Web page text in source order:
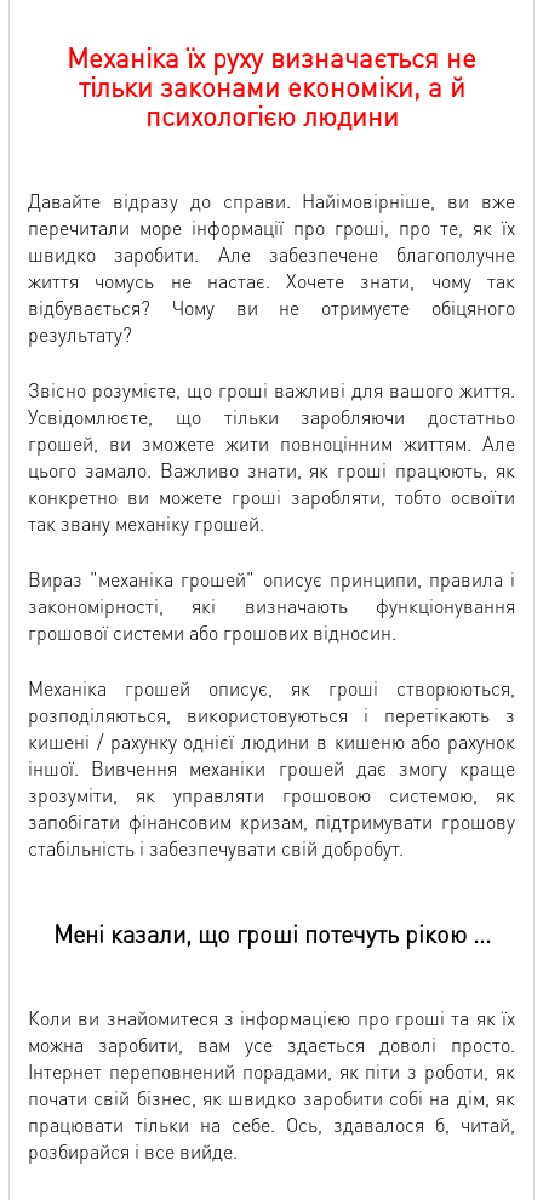
Механіка їх руху визначається не
тільки законами економіки, а й
психологією людини
Давайте відразу до справи. Найімовірніше, ви вже
перечитали море інформації про гроші, про те, як їх
швидко заробити. Але забезпечене благополучне
життя чомусь не настає. Хочете знати, чому так
відбувається? Чому ви не отримуєте обіцяного
результату?
Звісно розумієте, що гроші важливі для вашого життя.
Усвідомлюєте, що тільки заробляючи достатньо
грошей, ви зможете жити повноцінним життям. Але
цього замало. Важливо знати, як гроші працюють, як
конкретно ви можете гроші заробляти, тобто освоїти
так звану механіку грошей.
Вираз "механіка грошей" описує принципи, правила і
закономірності, які визначають функціонування
грошової системи або грошових відносин.
Механіка грошей описує, як гроші створюються,
розподіляються, використовуються і перетікають з
кишені / рахунку однієї людини в кишеню або рахунок
іншої. Вивчення механіки грошей дає змогу краще
зрозуміти, як управляти грошовою системою, як
запобігати фінансовим кризам, підтримувати грошову
стабільність і забезпечувати свій добробут.
Мені казали, що гроші потечуть рікою ...
Коли ви знайомитеся з інформацією про гроші та як їх
можна заробити, вам усе здається доволі просто.
Інтернет переповнений порадами, як піти з роботи, як
почати свій бізнес, як швидко заробити собі на дім, як
працювати тільки на себе. Ось, здавалося б, читай,
розбирайся і все вийде.